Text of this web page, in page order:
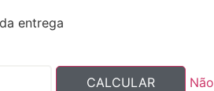
entrega
Não